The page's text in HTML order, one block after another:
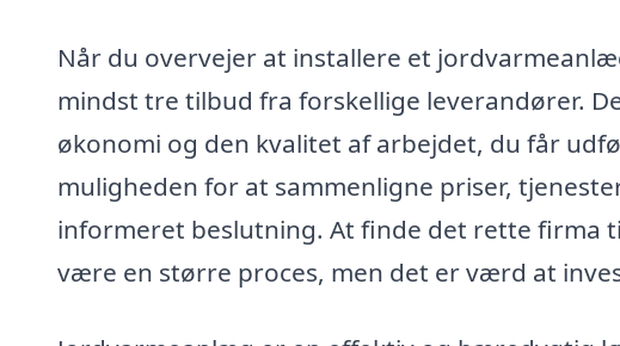
Når du overvejer at installere et
mindst tre tilbud fra forskellige leverandører.
økonomi og den kvalitet af arbejdet, du får
muligheden for at sammenligne priser,
informeret beslutning. At finde det rette firma
være en større proces, men det er værd at